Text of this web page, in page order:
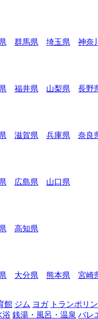
群馬県 埼玉県 神奈
福井県 山梨県 長野
滋賀県 兵庫県 奈良
広島県 山口県
高知県
大分県 熊本県 宮崎
館 ジム ヨガ トランポリン
浴 銭湯・風呂・温泉 バレ